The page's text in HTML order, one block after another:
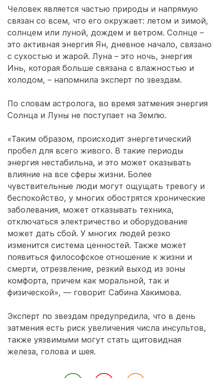
Человек является частью природы и напрямую
связан со всем, что его окружает: летом и зимой,
солнцем или луной, дождем и ветром. Солнце –
это активная энергия Ян, дневное начало, связано
с сухостью и жарой. Луна – это ночь, энергия
Инь, которая больше связана с влажностью и
холодом, – напомнила эксперт по звездам.
По словам астролога, во время затмения энергия
Солнца и Луны не поступает на Землю.
«Таким образом, происходит энергетический
пробел для всего живого. В такие периоды
энергия нестабильна, и это может оказывать
влияние на все сферы жизни. Более
чувствительные люди могут ощущать тревогу и
беспокойство, у многих обострятся хронические
заболевания, может отказывать техника,
отключаться электричество и оборудование
может дать сбой. У многих людей резко
изменится система ценностей. Также может
появиться философское отношение к жизни и
смерти, отрезвление, резкий выход из зоны
комфорта, причем как моральной, так и
физической», — говорит Сабина Хакимова.
Эксперт по звездам предупредила, что в день
затмения есть риск увеличения числа инсультов,
также уязвимыми могут стать щитовидная
железа, голова и шея.